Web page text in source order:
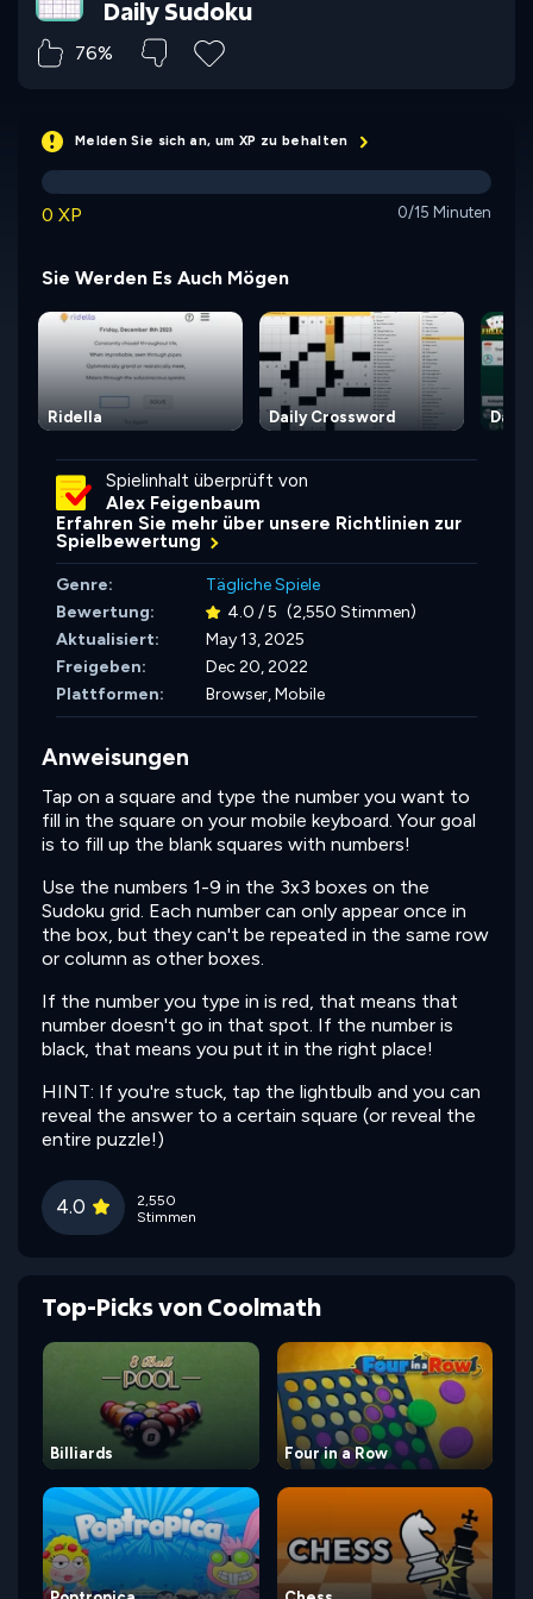
Daily Sudoku
76%
Melden Sie sich an, um XP zu behalten
0 XP 0/15 Minuten
Sie Werden Es Auch Mögen
Ridella Daily Crossword
Spielinhalt überprüft von
Alex Feigenbaum
Erfahren Sie mehr über unsere Richtlinien zur
Spielbewertung
Genre:
Tägliche Spiele
Bewertung:
4.0 / 5 (2,550 Stimmen)
Aktualisiert:
May 13, 2025
Freigeben:
Dec 20, 2022
Plattformen:
Browser, Mobile
Anweisungen
Tap on a square and type the number you want to
fill in the square on your mobile keyboard. Your goal
is to fill up the blank squares with numbers!
Use the numbers 1-9 in the 3x3 boxes on the
Sudoku grid. Each number can only appear once in
the box, but they can't be repeated in the same row
or column as other boxes.
If the number you type in is red, that means that
number doesn't go in that spot. If the number is
black, that means you put it in the right place!
HINT: If you're stuck, tap the lightbulb and you can
reveal the answer to a certain square (or reveal the
entire puzzle!)
4.0
2,550
Stimmen
Top-Picks von Coolmath
Billiards Four in a Row